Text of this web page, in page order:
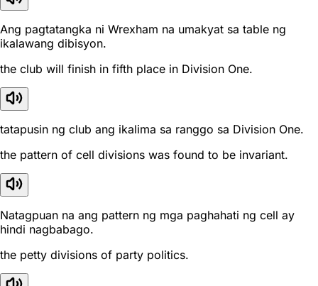
Ang pagtatangka ni Wrexham na umakyat sa table ng
ikalawang dibisyon.
the club will finish in fifth place in Division One.
tatapusin ng club ang ikalima sa ranggo sa Division One.
the pattern of cell divisions was found to be invariant.
Natagpuan na ang pattern ng mga paghahati ng cell ay
hindi nagbabago.
the petty divisions of party politics.